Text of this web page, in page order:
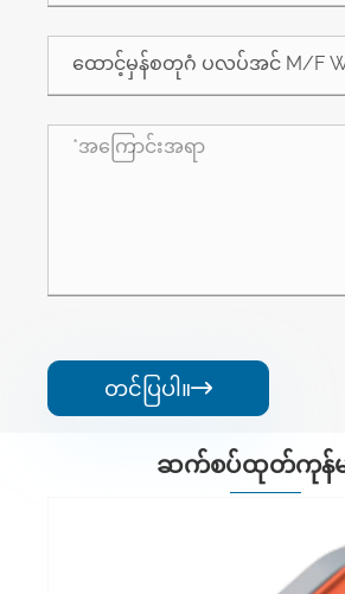
တင်ပြပါ။
ဆက်စပ်ထုတ်ကုန်မျ